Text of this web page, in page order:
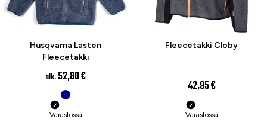
Husqvarna Lasten
Fleecetakki
alk. 52,80 €
Varastossa
Fleecetakki Cloby
42,95 €
Varastossa